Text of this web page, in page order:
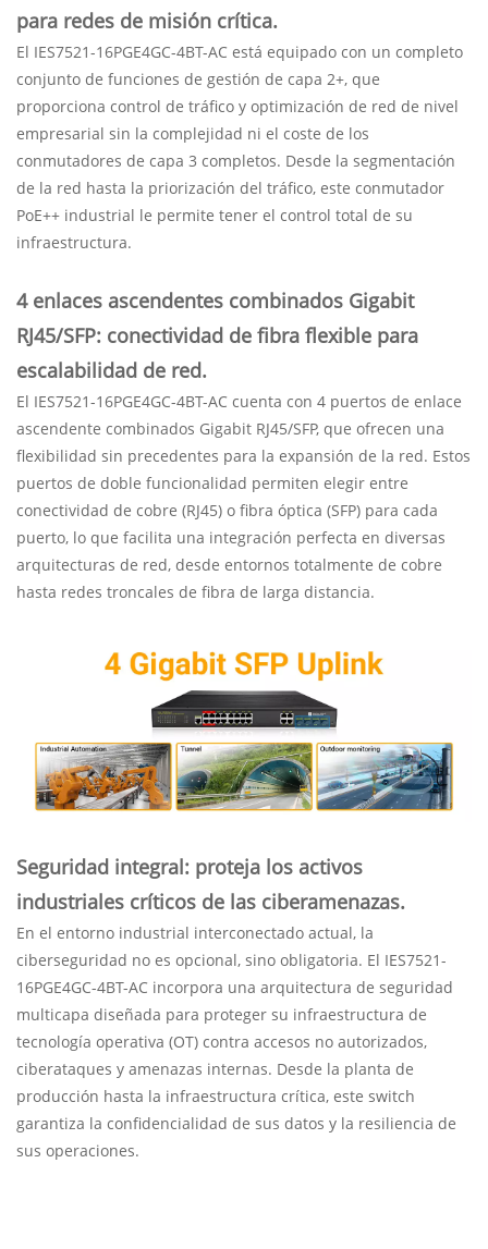
para redes de misión crítica.
El IES7521-16PGE4GC-4BT-AC está equipado con un completo
conjunto de funciones de gestión de capa 2+, que
proporciona control de tráfico y optimización de red de nivel
empresarial sin la complejidad ni el coste de los
conmutadores de capa 3 completos. Desde la segmentación
de la red hasta la priorización del tráfico, este conmutador
PoE++ industrial le permite tener el control total de su
infraestructura.
4 enlaces ascendentes combinados Gigabit
RJ45/SFP: conectividad de fibra flexible para
escalabilidad de red.
El IES7521-16PGE4GC-4BT-AC cuenta con 4 puertos de enlace
ascendente combinados Gigabit RJ45/SFP, que ofrecen una
flexibilidad sin precedentes para la expansión de la red. Estos
puertos de doble funcionalidad permiten elegir entre
conectividad de cobre (RJ45) o fibra óptica (SFP) para cada
puerto, lo que facilita una integración perfecta en diversas
arquitecturas de red, desde entornos totalmente de cobre
hasta redes troncales de fibra de larga distancia.
Seguridad integral: proteja los activos
industriales críticos de las ciberamenazas.
En el entorno industrial interconectado actual, la
ciberseguridad no es opcional, sino obligatoria. El IES7521-
16PGE4GC-4BT-AC incorpora una arquitectura de seguridad
multicapa diseñada para proteger su infraestructura de
tecnología operativa (OT) contra accesos no autorizados,
ciberataques y amenazas internas. Desde la planta de
producción hasta la infraestructura crítica, este switch
garantiza la confidencialidad de sus datos y la resiliencia de
sus operaciones.